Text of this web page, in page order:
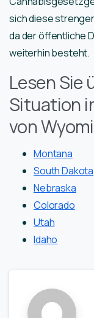
sich diese
da der öffentliche
weiterhin besteht.
Lesen Sie
Situation
von
Montana
South Dakota
Nebraska
Colorado
Utah
Idaho